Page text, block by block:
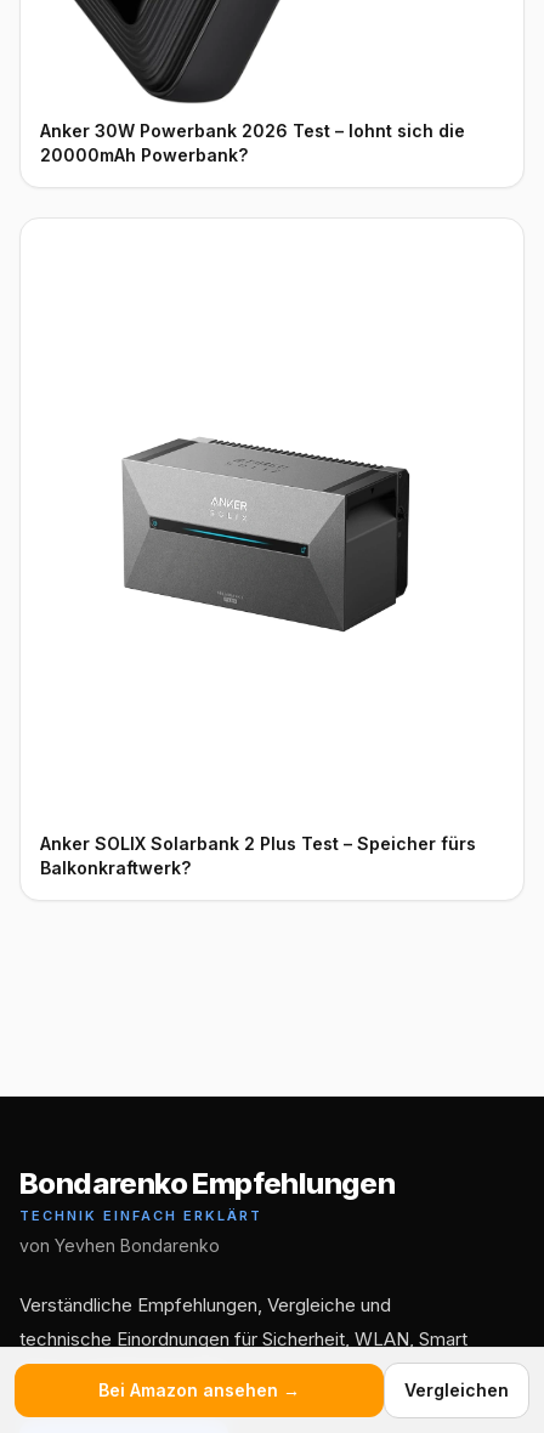
Anker 30W Powerbank 2026 Test – lohnt sich die
20000mAh Powerbank?
Anker SOLIX Solarbank 2 Plus Test – Speicher fürs
Balkonkraftwerk?
Bei Amazon ansehen → Vergleichen
Bondarenko Empfehlungen
TECHNIK EINFACH ERKLÄRT
von Yevhen Bondarenko
Verständliche Empfehlungen, Vergleiche und
technische Einordnungen für Sicherheit, WLAN, Smart
Home und Alltagstechnik.